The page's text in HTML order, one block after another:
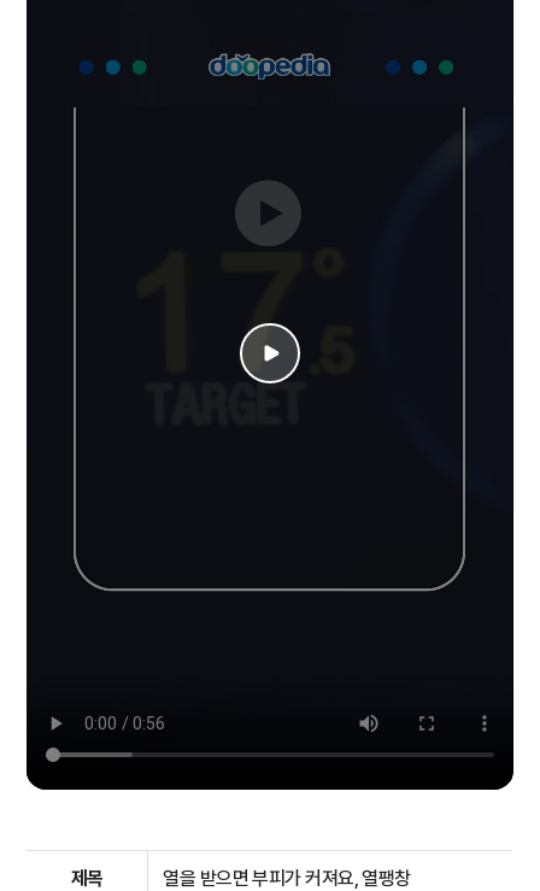
제목 열을 받으면 부피가 커져요, 열팽창